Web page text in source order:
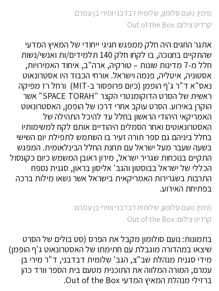
מימין: נועם סלומון, שלומית דבדבני ומירי בן עמרם
קרדיט צילום: Out of the Box
אתגר החגים היה חלק ממפגש חגיגי ייחודי של המאיץ המדעי
שהתקיים בחנוכה, בו לקחו חלק 140 תלמידים/ות ואנשי/נשות
חלל מ-7 מדינות שונות – טורקיה, ארה"ב, איחוד האמירויות,
אסטוניה, איטליה, פנמה וישראל. אורחי הכבוד היו אסטרונאוט
נאס"א ד"ר ג'ף הופמן (כיום פרופסור ב-MIT) ורחל רז מפיקה
ראשית של הסרט הדוקומנטרי הקצר "SPACE TORAH" אשר
הוקרן באירוע. הסרט עוקב אחרי דרכו של הופמן, האסטרונאוט
האמריקאי היהודי הראשון בחלל עד להיכל התהילה של
האסטרונאוטים ואחר הסמלים היהודיים אותם לקח למשימותיו
בחלל ביניהם גם ספר תורה זעיר בו השתמש לתפילת יום השישי
בשעה שעבר מעל ישראל עם תחנת החלל הבינלאומית. המפגש
התקיים בנוכחות שגריר ישראל, מירון ראובן המשמש כיום כקונסול
הכללי של ישראל בבוסטון והגב' אליסון בראון, סגנית נספח
התרבות בשגרירות האמריקאית בישראל אשר נשאו מילות ברכה
בפתיחת האירוע.
מימין: נועם סלומון, שלומית דבדבני ומירי בן עמרם
קרדיט צילום: Out of the Box
בתמונות: נועם סולומון מקבל את הפרס (סט בולים של הסרט
שיצאו במהדורה מוגבלת עם חתימתו של האסטרונאוט ג'ף הופמן)
מידי סגנית מנהלת שב"צ, הגב' שלומית דבדבני, ד"ר מירי בן
עמרם, המורה המלווה את התוכנית מטעם בית הספר וורד כהן
ברזילי מנהלת המאיץ המדעי Out of the Box.